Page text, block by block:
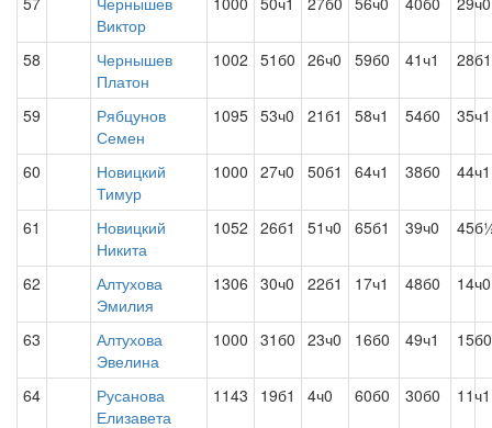
Виктор
58
Чернышев
Платон
1002 51б0 26ч0 59б0 41ч1 28б1
59
Рябцунов
Семен
1095 53ч0 21б1 58ч1 54б0 35ч1
60
Новицкий
Тимур
1000 27ч0 50б1 64ч1 38б0 44ч1
61
Новицкий
Никита
1052 26б1 51ч0 65б1 39ч0
62
Алтухова
Эмилия
1306 30ч0 22б1 17ч1 48б0 14ч0
63
Алтухова
Эвелина
1000 31б0 23ч0 16б0 49ч1 15б0
64
Русанова
Елизавета
1143 19б1 4ч0 60б0 30б0 11ч1